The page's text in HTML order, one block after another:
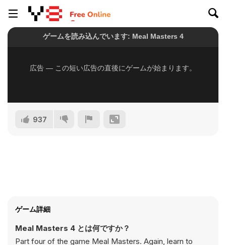
937
ゲーム詳細
Meal Masters 4 とは何ですか？
Part four of the game Meal Masters. Again, learn to